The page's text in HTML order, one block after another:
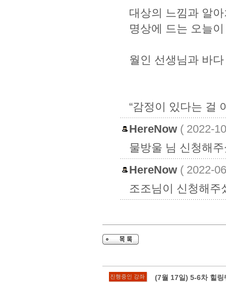
대상의 느낌과 알
명상에 드는 오늘
월인 선생님과 바
“감정이 있다는 걸
HereNow ( 2022-
물방울 님 신청해
HereNow ( 2022-
조조님이 신청해주
진행중인 강좌
(7월 17일) 5-6차 힐